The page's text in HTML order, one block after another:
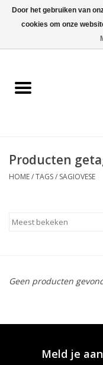
Wijn
Gin & Tonic
Gedestilleerd
Accessoires
Relatiegeschenken
Producten
HOME/TAGS/ SAGIOVESE
Geen producten
Meld je
Door het gebruiken van
cookies om onze